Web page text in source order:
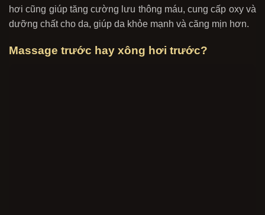
hơi cũng giúp tăng cường lưu thông máu, cung cấp oxy và
dưỡng chất cho da, giúp da khỏe mạnh và căng mịn hơn.
Massage trước hay xông hơi trước?